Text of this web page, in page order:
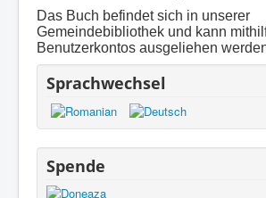
Das Buch befindet sich in unserer
Gemeindebibliothek und kann
Benutzerkontos ausgeliehen
Sprachwechsel
Spende